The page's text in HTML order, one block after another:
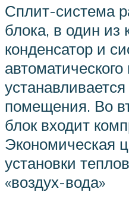
Сплит-система
блока, в один из
конденсатор и
помещения. Во
блок входит
Экономическая
установки
«воздух-вода»